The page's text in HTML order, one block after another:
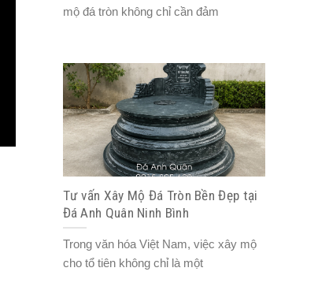
mộ đá tròn không chỉ cần đảm
Tư vấn Xây Mộ Đá Tròn Bền Đẹp tại
Đá Anh Quân Ninh Bình
Trong văn hóa Việt Nam, việc xây mộ
cho tổ tiên không chỉ là một